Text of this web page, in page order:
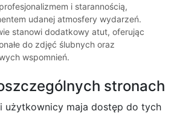
i starannością,
udanej atmosfery wydarzeń.
stanowi dodatkowy atut, oferując
do zdjęć ślubnych oraz
wspomnień.
stronach
użytkownicy maja dostęp do tych